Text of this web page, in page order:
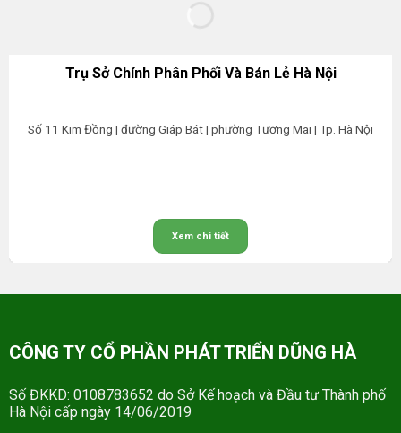
Trụ Sở Chính Phân Phối Và Bán Lẻ Hà Nội
Số 11 Kim Đồng | đường Giáp Bát | phường Tương Mai | Tp. Hà Nội
Xem chi tiết
CÔNG TY CỔ PHẦN PHÁT TRIỂN DŨNG HÀ
Số ĐKKD: 0108783652 do Sở Kế hoạch và Đầu tư Thành phố
Hà Nội cấp ngày 14/06/2019